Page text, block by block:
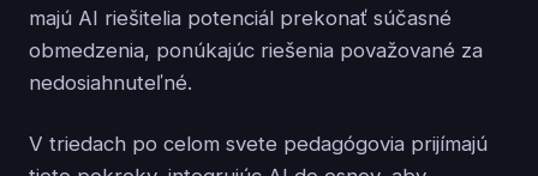
majú AI riešitelia potenciál prekonať súčasné
obmedzenia, ponúkajúc riešenia považované za
nedosiahnuteľné.
V triedach po celom svete pedagógovia prijímajú